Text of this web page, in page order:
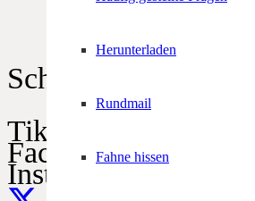
Herunterladen
Rundmail
Fahne hissen
Schützen im Netz
TikTok
Facebook
Instagram